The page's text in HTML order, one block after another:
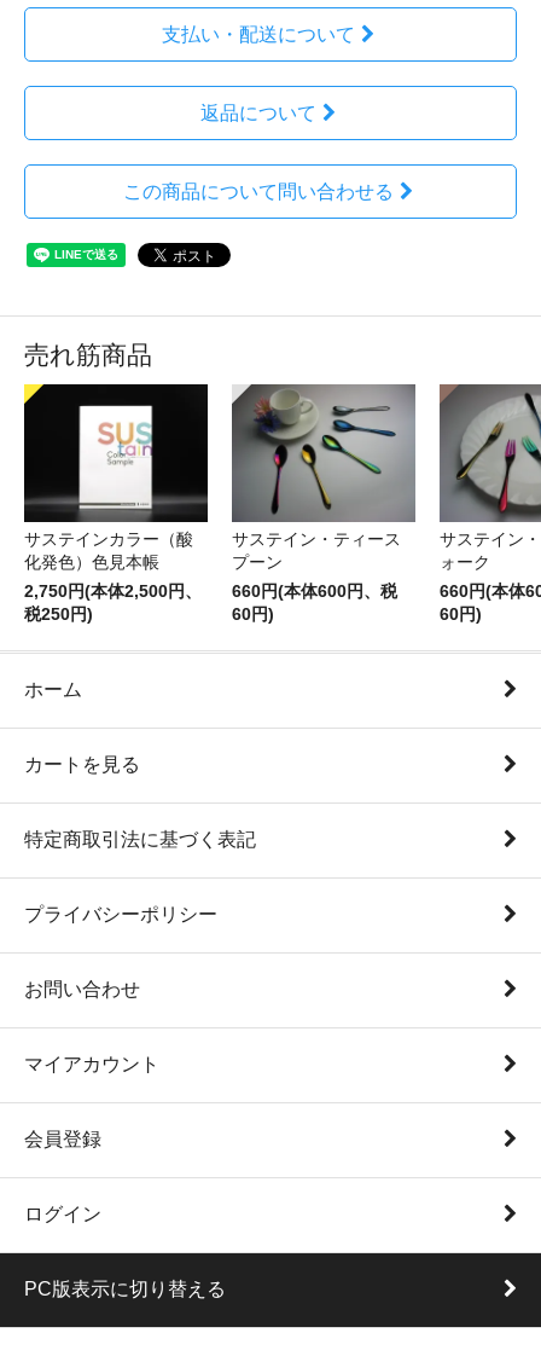
支払い・配送について
返品について
この商品について問い合わせる
売れ筋商品
サステインカラー（酸
化発色）色見本帳
2,750円(本体2,500円、
税250円)
サステイン・ティース
プーン
660円(本体600円、税
60円)
サステイン
ォーク
660円(本体
60円)
ホーム
カートを見る
特定商取引法に基づく表記
プライバシーポリシー
お問い合わせ
マイアカウント
会員登録
ログイン
PC版表示に切り替える